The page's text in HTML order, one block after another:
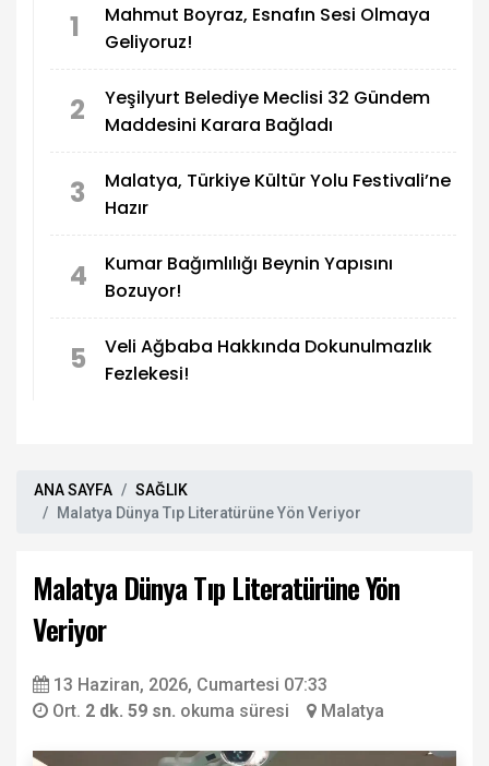
1
Mahmut Boyraz, Esnafın Sesi Olmaya
Geliyoruz!
2
Yeşilyurt Belediye Meclisi 32 Gündem
Maddesini Karara Bağladı
3
Malatya, Türkiye Kültür Yolu Festivali’ne
Hazır
4
Kumar Bağımlılığı Beynin Yapısını
Bozuyor!
5
Veli Ağbaba Hakkında Dokunulmazlık
Fezlekesi!
ANA SAYFA
SAĞLIK
Malatya Dünya Tıp Literatürüne Yön Veriyor
Malatya Dünya Tıp Literatürüne Yön
Veriyor
13 Haziran, 2026, Cumartesi 07:33
Ort. 2 dk. 59 sn. okuma süresi Malatya